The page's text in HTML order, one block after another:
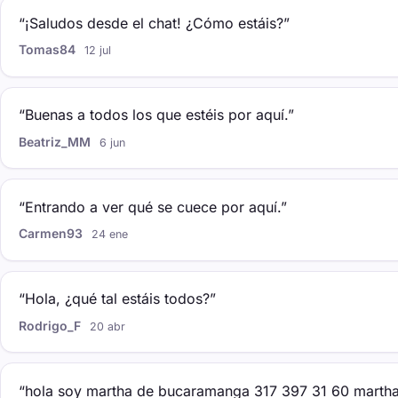
“¡Saludos desde el chat! ¿Cómo estáis?”
Tomas84 12 jul
“Buenas a todos los que estéis por aquí.”
Beatriz_MM 6 jun
“Entrando a ver qué se cuece por aquí.”
Carmen93 24 ene
“Hola, ¿qué tal estáis todos?”
Rodrigo_F 20 abr
“hola soy martha de bucaramanga 317 397 31 60